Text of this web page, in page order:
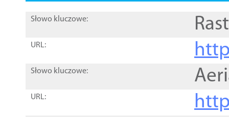
Słowo kluczowe:
URL:
Słowo kluczowe:
URL: